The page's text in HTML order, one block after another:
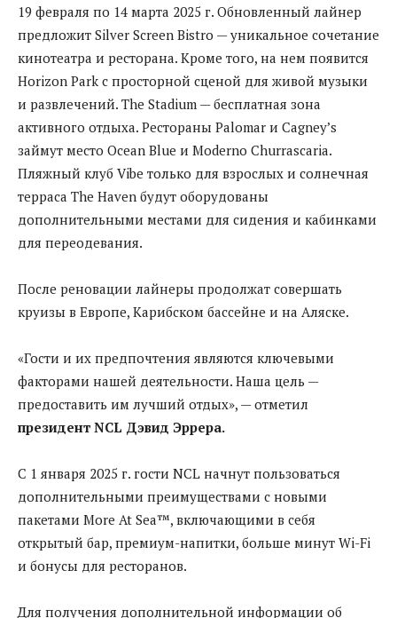
19 февраля по 14 марта 2025 г. Обновленный лайнер
предложит Silver Screen Bistro — уникальное сочетание
кинотеатра и ресторана. Кроме того, на нем появится
Horizon Park с просторной сценой для живой музыки
и развлечений. The Stadium — бесплатная зона
активного отдыха. Рестораны Palomar и Cagney’s
займут место Ocean Blue и Moderno Churrascaria.
Пляжный клуб Vibe только для взрослых и солнечная
терраса The Haven будут оборудованы
дополнительными местами для сидения и кабинками
для переодевания.
После реновации лайнеры продолжат совершать
круизы в Европе, Карибском бассейне и на Аляске.
«Гости и их предпочтения являются ключевыми
факторами нашей деятельности. Наша цель —
предоставить им лучший отдых», — отметил
президент NCL Дэвид Эррера.
С 1 января 2025 г. гости NCL начнут пользоваться
дополнительными преимуществами с новыми
пакетами More At Sea™, включающими в себя
открытый бар, премиум-напитки, больше минут Wi-Fi
и бонусы для ресторанов.
Для получения дополнительной информации об